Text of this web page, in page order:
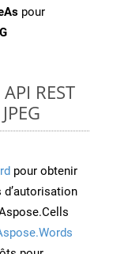
pour
REST
pour obtenir
d’autorisation